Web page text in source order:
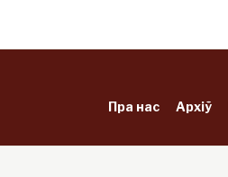
Пра нас Архіў